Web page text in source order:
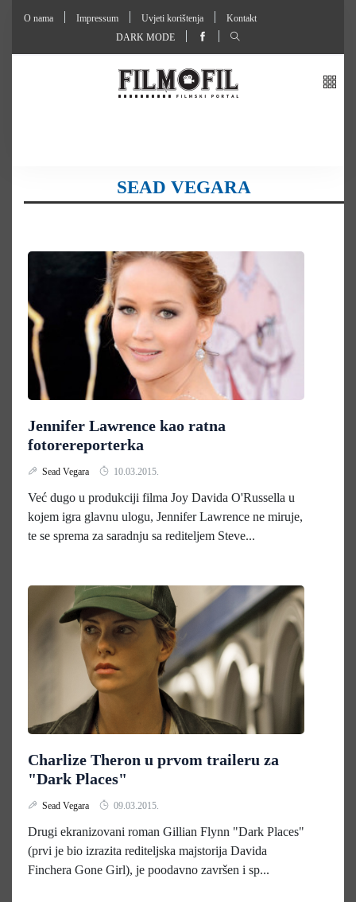
O nama Impressum Uvjeti korištenja
Kontakt
DARK MODE
SEAD VEGARA
Jennifer Lawrence kao ratna
fotorereporterka
Sead Vegara 10.03.2015.
Već dugo u produkciji filma Joy Davida O'Russella u
kojem igra glavnu ulogu, Jennifer Lawrence ne miruje,
te se sprema za saradnju sa rediteljem Steve...
Charlize Theron u prvom traileru za
"Dark Places"
Sead Vegara 09.03.2015.
Drugi ekranizovani roman Gillian Flynn "Dark Places"
(prvi je bio izrazita rediteljska majstorija Davida
Finchera Gone Girl), je poodavno završen i sp...